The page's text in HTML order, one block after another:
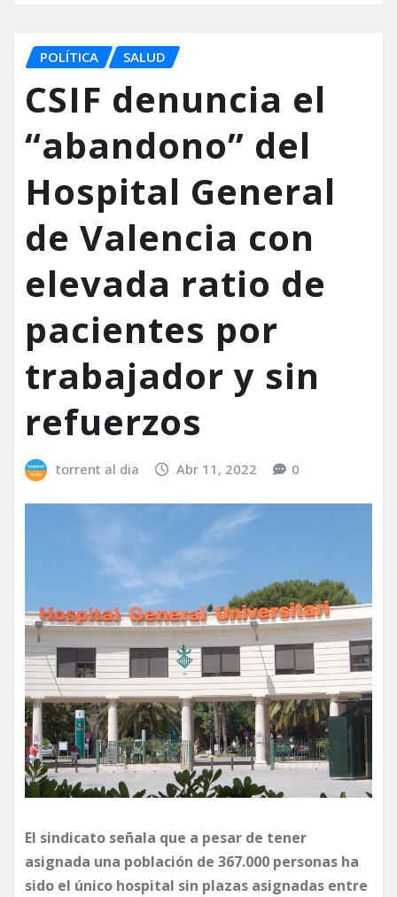
POLÍTICA SALUD
CSIF denuncia el
“abandono” del
Hospital General
de Valencia con
elevada ratio de
pacientes por
trabajador y sin
refuerzos
torrent al dia Abr 11, 2022 0
El sindicato señala que a pesar de tener
asignada una población de 367.000 personas ha
sido el único hospital sin plazas asignadas entre